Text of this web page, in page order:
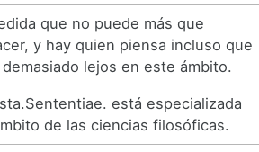
que no puede más que
y hay quien piensa incluso que
lejos en este ámbito.
está especializada
de las ciencias filosóficas.